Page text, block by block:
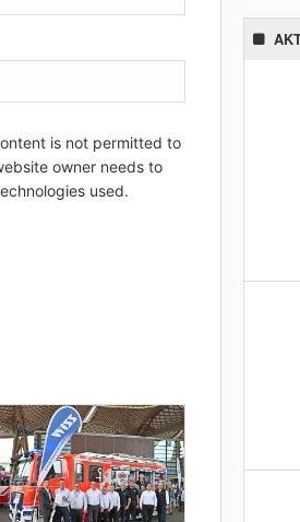
is not permitted to
owner needs to
used.